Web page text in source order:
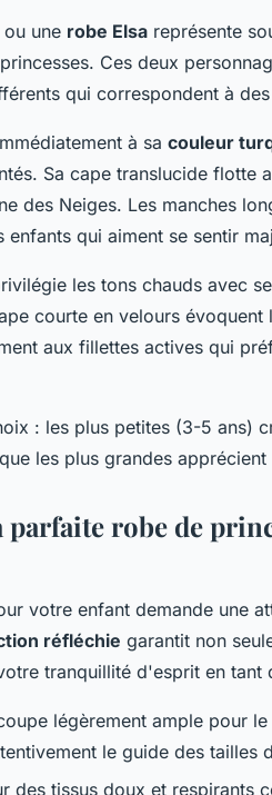
ou une robe Elsa représente
Ces deux
qui correspondent à
à sa couleur
Sa cape translucide flotte
des Neiges. Les manches
qui aiment se sentir
les tons chauds avec
courte en velours évoquent
aux fillettes actives qui
: les plus petites (3-5 ans)
les plus grandes
robe de
votre enfant demande une
réfléchie garantit non
tranquillité d'esprit en tant
légèrement ample pour
le guide des tailles
des tissus doux et respirants